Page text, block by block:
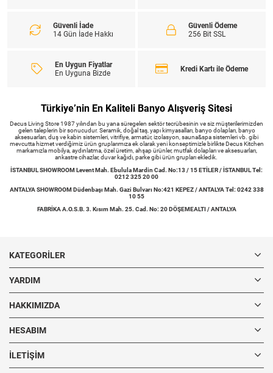
Güvenli İade
14 Gün İade Hakkı
Güvenli Ödeme
256 Bit SSL
En Uygun Fiyatlar
En Uyguna Bizde
Kredi Kartı ile Ödeme
Türkiye’nin En Kaliteli Banyo Alışveriş Sitesi
Decus Living Store 1987 yılından bu yana süregelen sektör tecrübesinin ve siz müşterilerimizden
gelen taleplerin bir sonucudur. Seramik, doğal taş, yapı kimyasalları, banyo dolapları, banyo
aksesuarları, duş ve kabin sistemleri, vitrifiye, armatür, izolasyon, sauna&spa sistemleri vb. gibi
mevcutta hizmet verdiğimiz ürün gruplarımıza ek olarak yeni konseptimizle birlikte Decus Kitchen
markamızla mobilya, aydınlatma, özel üretim, ahşap ürünler, mutfak dolapları ve aksesuarları,
ankastre cihazlar, duvar kağıdı, parke gibi ürün grupları ekledik.
İSTANBUL SHOWROOM Levent Mah. Ebulula Mardin Cad. No:13 / 15 ETİLER / İSTANBUL Tel:
0212 325 20 00
ANTALYA SHOWROOM Düdenbaşı Mah. Gazi Bulvarı No:421 KEPEZ / ANTALYA Tel: 0242 338
10 55
FABRİKA A.O.S.B. 3. Kısım Mah. 25. Cad. No: 20 DÖŞEMEALTI / ANTALYA
KATEGORILER
YARDIM
HAKKIMIZDA
HESABIM
İLETIŞIM